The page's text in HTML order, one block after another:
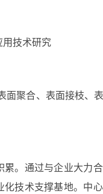
用技术研究
面聚合、表面接枝、
。通过与企业大力
技术支撑基地。中